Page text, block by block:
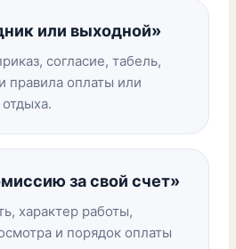
или выходной»
согласие, табель,
правила оплаты или
за свой счет»
характер работы,
и порядок оплаты